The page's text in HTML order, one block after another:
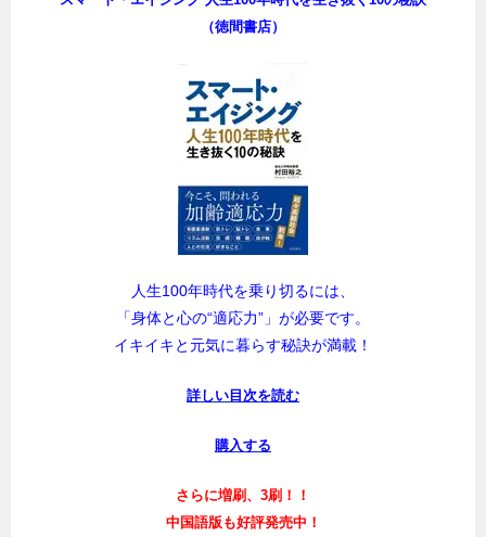
（徳間書店）
人生100年時代を乗り切るには、
「身体と心の“適応力”」が必要です。
イキイキと元気に暮らす秘訣が満載！
詳しい目次を読む
購入する
さらに増刷、3刷！！
中国語版も好評発売中！